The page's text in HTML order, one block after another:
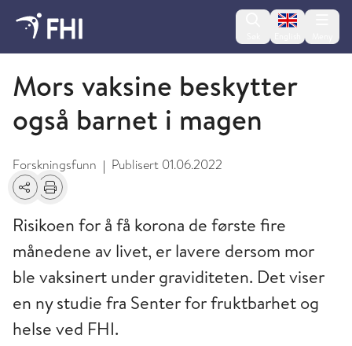
Change
2022 - nyheter fra FHI
Mors vaksine beskytter
også barnet i magen
Forskningsfunn | Publisert 01.06.2022
Del Skriv ut
Risikoen for å få korona de første fire
månedene av livet, er lavere dersom mor
ble vaksinert under graviditeten. Det viser
en ny studie fra Senter for fruktbarhet og
helse ved FHI.